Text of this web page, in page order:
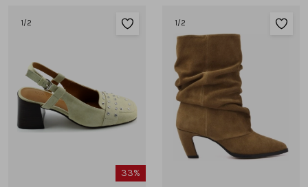
1 /2
33%
1 /2